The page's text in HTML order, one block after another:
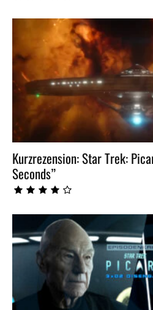
Kurzrezension: Star Trek:
Seconds”